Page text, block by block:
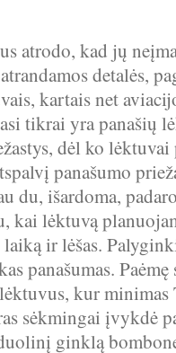
atrodo, kad jų
detalės,
kartais net
tikrai yra panašių
dėl ko lėktuvai
panašumo
du, išardoma,
kai lėktuvą
ir lėšas.
panašumas. Paėmę
kur minimas
sėkmingai įvykdė
ginklą